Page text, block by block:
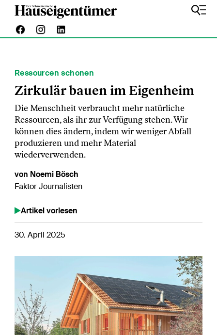
Ressourcen schonen
Zirkulär bauen im Eigenheim
Die Menschheit verbraucht mehr natürliche
Ressourcen, als ihr zur Verfügung stehen. Wir
können dies ändern, indem wir weniger Abfall
produzieren und mehr Material
wiederverwenden.
von Noemi Bösch
Faktor Journalisten
Artikel vorlesen
30. April 2025